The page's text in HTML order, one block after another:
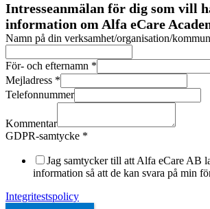
Intresseanmälan för dig som vill
information om Alfa eCare
Namn på din verksamhet/organisation/kommun
För- och efternamn *
Mejladress *
Telefonnummer
Kommentar
GDPR-samtycke *
Jag samtycker till att Alfa eCare AB
information så att de kan svara på min
Integritestspolicy